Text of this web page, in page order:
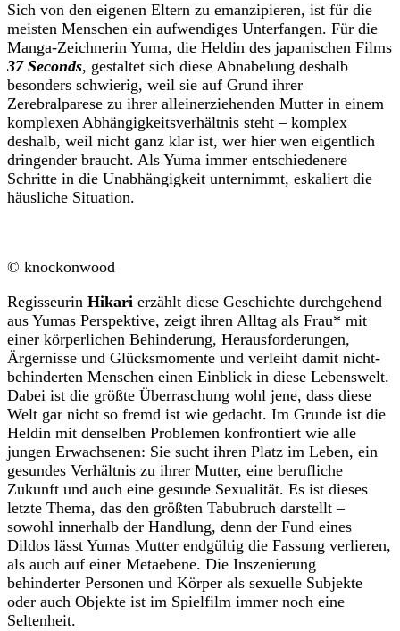
Sich von den eigenen Eltern zu emanzipieren, ist für die
meisten Menschen ein aufwendiges Unterfangen. Für die
Manga-Zeichnerin Yuma, die Heldin des japanischen Films
37 Seconds, gestaltet sich diese Abnabelung deshalb
besonders schwierig, weil sie auf Grund ihrer
Zerebralparese zu ihrer alleinerziehenden Mutter in einem
komplexen Abhängigkeitsverhältnis steht – komplex
deshalb, weil nicht ganz klar ist, wer hier wen eigentlich
dringender braucht. Als Yuma immer entschiedenere
Schritte in die Unabhängigkeit unternimmt, eskaliert die
häusliche Situation.
© knockonwood
Regisseurin Hikari erzählt diese Geschichte durchgehend
aus Yumas Perspektive, zeigt ihren Alltag als Frau* mit
einer körperlichen Behinderung, Herausforderungen,
Ärgernisse und Glücksmomente und verleiht damit nicht-
behinderten Menschen einen Einblick in diese Lebenswelt.
Dabei ist die größte Überraschung wohl jene, dass diese
Welt gar nicht so fremd ist wie gedacht. Im Grunde ist die
Heldin mit denselben Problemen konfrontiert wie alle
jungen Erwachsenen: Sie sucht ihren Platz im Leben, ein
gesundes Verhältnis zu ihrer Mutter, eine berufliche
Zukunft und auch eine gesunde Sexualität. Es ist dieses
letzte Thema, das den größten Tabubruch darstellt –
sowohl innerhalb der Handlung, denn der Fund eines
Dildos lässt Yumas Mutter endgültig die Fassung verlieren,
als auch auf einer Metaebene. Die Inszenierung
behinderter Personen und Körper als sexuelle Subjekte
oder auch Objekte ist im Spielfilm immer noch eine
Seltenheit.